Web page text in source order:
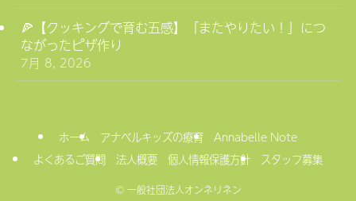
🍕【クッキングで育む五感】「またやりたい！」につ
ながったピザ作り
7月 8, 2026
ホーム アナベルキッズの療育
Annabelle Note
よくあるご質問
法人概要 個人情報保護方針 スタッフ募集
©一般社団法人オンネリネン